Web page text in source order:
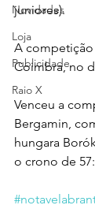
Novidades
Loja
Publicidade
Raio X
juniores).
A
Coimbra, no
Venceu a
Bergamin,
hungara
o crono de